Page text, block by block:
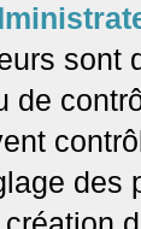
sont
de
des